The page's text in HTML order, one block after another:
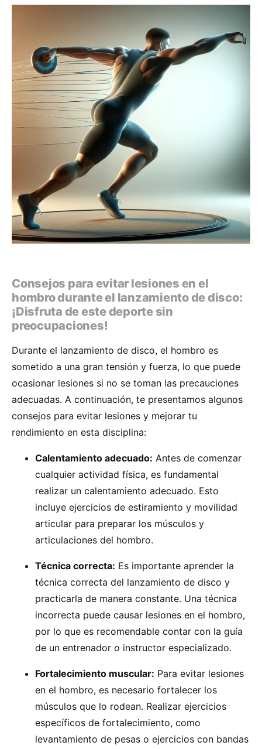
Consejos para evitar lesiones en el
hombro durante el lanzamiento de disco:
¡Disfruta de este deporte sin
preocupaciones!
Durante el lanzamiento de disco, el hombro es
sometido a una gran tensión y fuerza, lo que puede
ocasionar lesiones si no se toman las precauciones
adecuadas. A continuación, te presentamos algunos
consejos para evitar lesiones y mejorar tu
rendimiento en esta disciplina:
Calentamiento adecuado: Antes de comenzar
cualquier actividad física, es fundamental
realizar un calentamiento adecuado. Esto
incluye ejercicios de estiramiento y movilidad
articular para preparar los músculos y
articulaciones del hombro.
Técnica correcta: Es importante aprender la
técnica correcta del lanzamiento de disco y
practicarla de manera constante. Una técnica
incorrecta puede causar lesiones en el hombro,
por lo que es recomendable contar con la guía
de un entrenador o instructor especializado.
Fortalecimiento muscular: Para evitar lesiones
en el hombro, es necesario fortalecer los
músculos que lo rodean. Realizar ejercicios
específicos de fortalecimiento, como
levantamiento de pesas o ejercicios con bandas